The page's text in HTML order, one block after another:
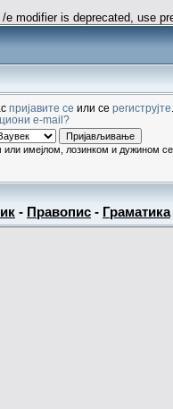
/e modifier is deprecated, use
пријавите се или се региструјте
e-mail?
имејлом, лозинком и дужином
- Правопис - Граматика